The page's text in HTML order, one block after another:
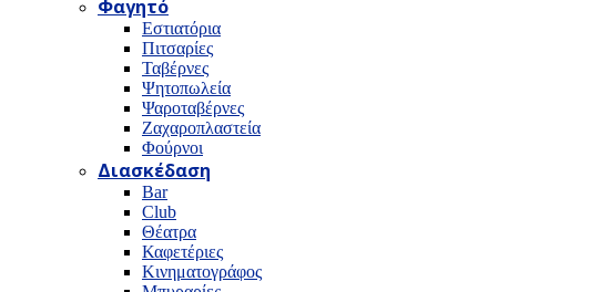
Φαγητό
Εστιατόρια
Πιτσαρίες
Ταβέρνες
Ψητοπωλεία
Ψαροταβέρνες
Ζαχαροπλαστεία
Φούρνοι
Διασκέδαση
Bar
Club
Θέατρα
Καφετέριες
Κινηματογράφος